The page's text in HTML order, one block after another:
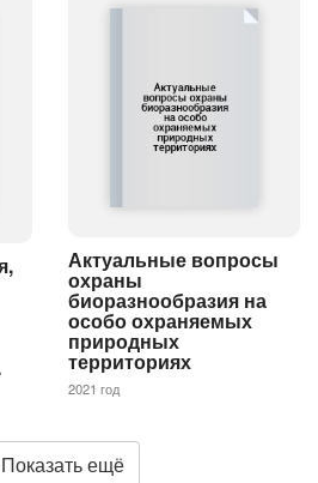
Актуальные вопросы
охраны
биоразнообразия на
особо охраняемых
природных
территориях
2021 год
Показать ещё